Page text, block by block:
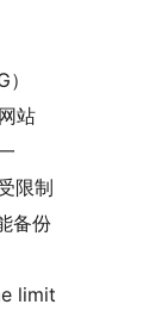
站
限制
备份
limit